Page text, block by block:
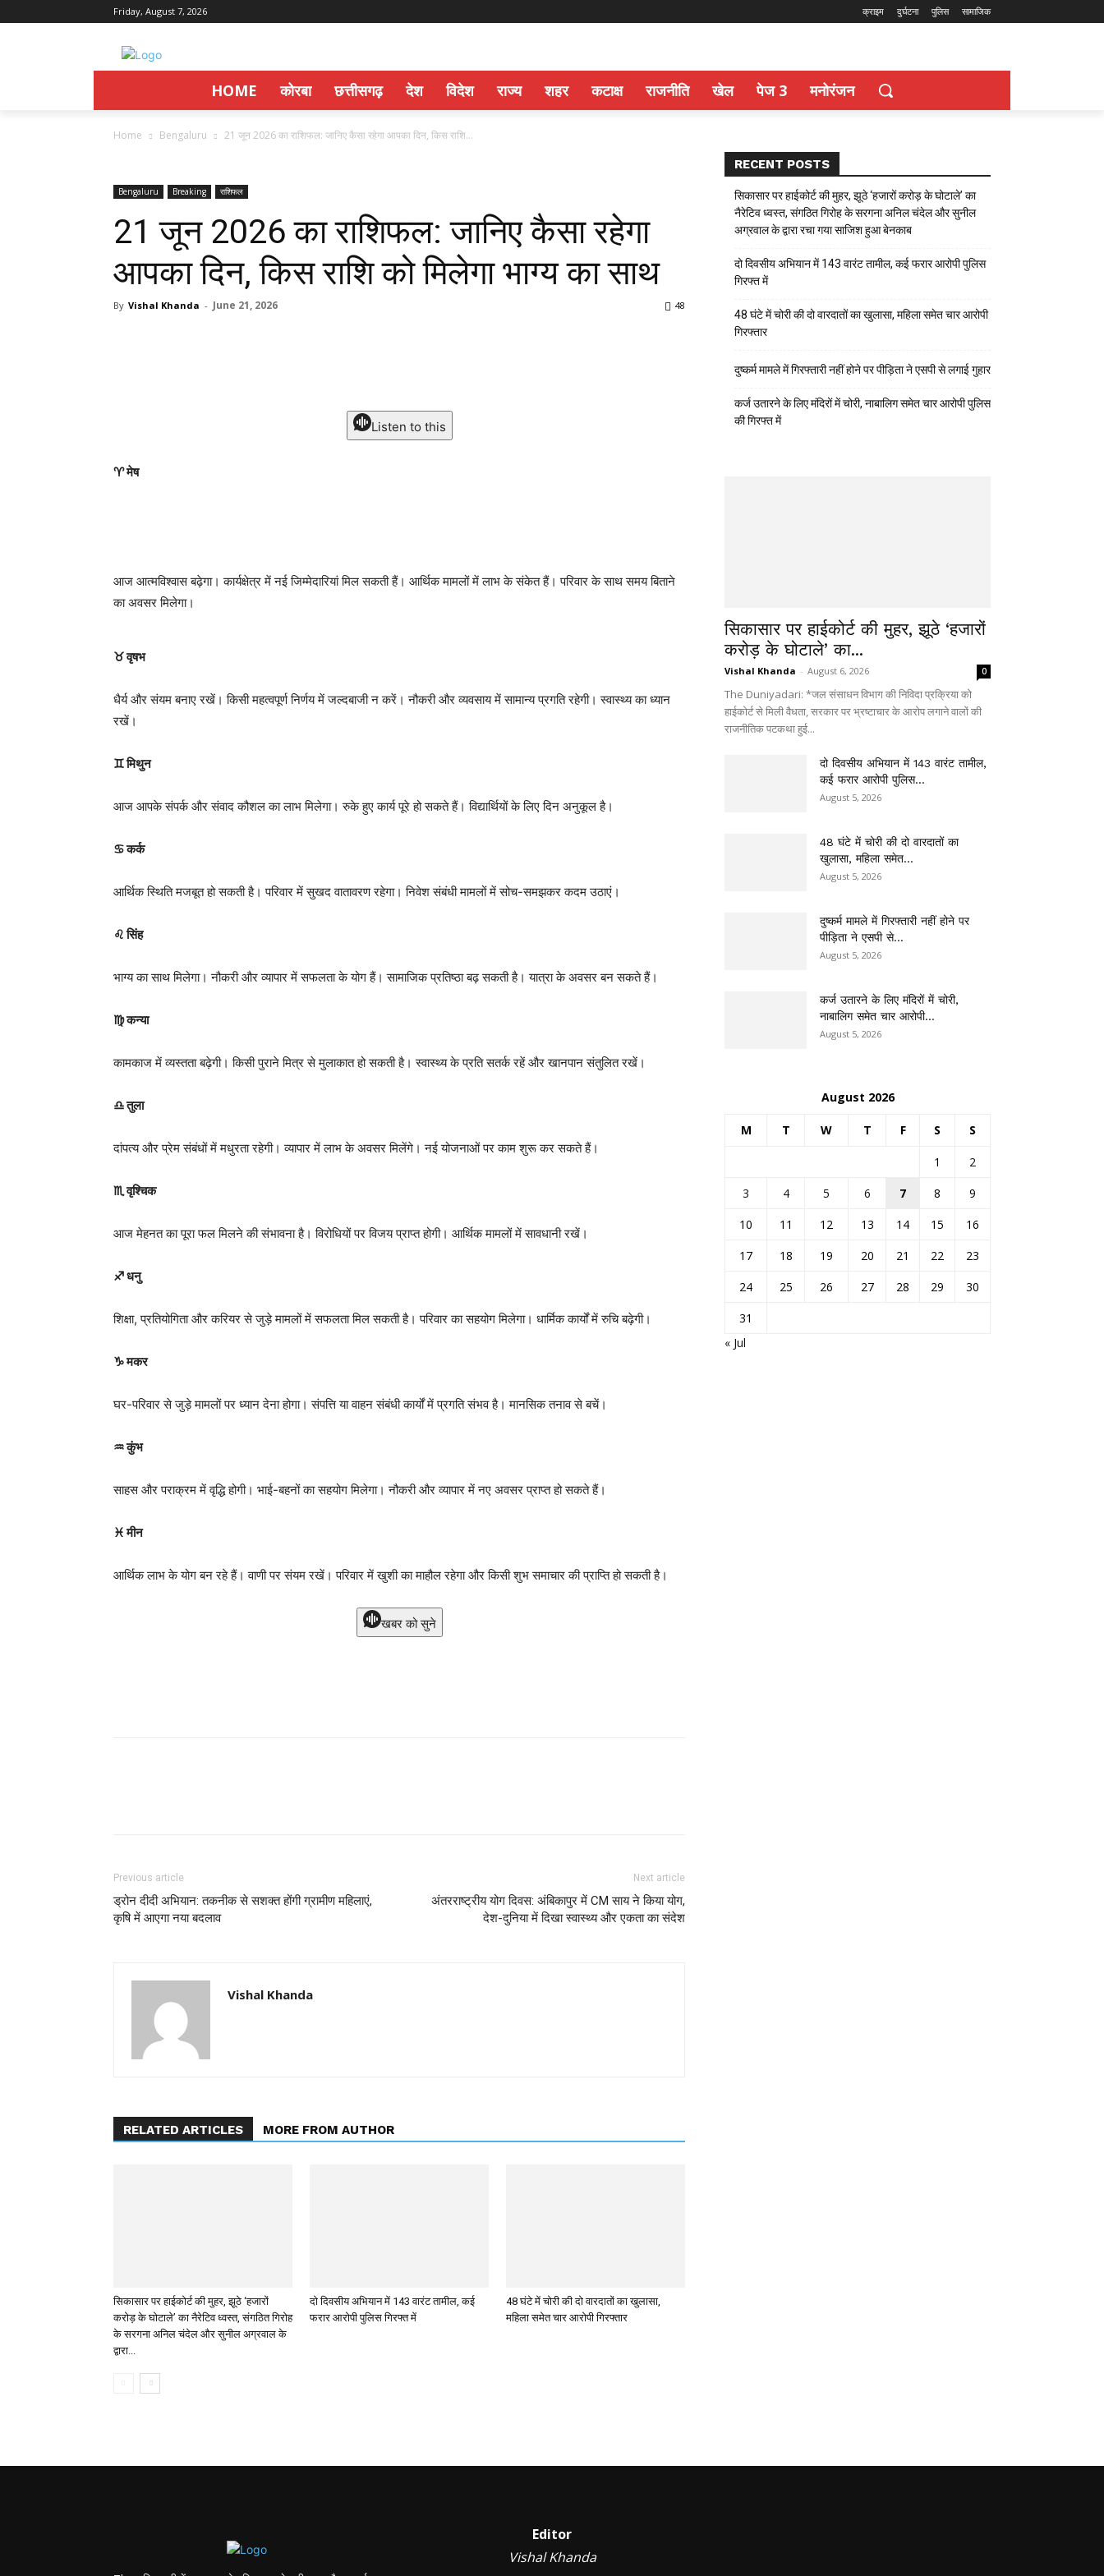
Friday, August 7, 2026 क्राइम दुर्घटना पुलिस सामाजिक
HOME कोरबा छत्तीसगढ़ देश विदेश राज्य शहर कटाक्ष राजनीति खेल पेज 3 मनोरंजन
Home Bengaluru 21 जून 2026 का राशिफल: जानिए कैसा रहेगा आपका दिन, किस राशि...
Bengaluru Breaking राशिफल
21 जून 2026 का राशिफल: जानिए कैसा रहेगा
आपका दिन, किस राशि को मिलेगा भाग्य का साथ
By Vishal Khanda - June 21, 2026 48
Listen to this
♈ मेष
आज आत्मविश्वास बढ़ेगा। कार्यक्षेत्र में नई जिम्मेदारियां मिल सकती हैं। आर्थिक मामलों में लाभ के संकेत हैं। परिवार के साथ समय बिताने
का अवसर मिलेगा।
♉ वृषभ
धैर्य और संयम बनाए रखें। किसी महत्वपूर्ण निर्णय में जल्दबाजी न करें। नौकरी और व्यवसाय में सामान्य प्रगति रहेगी। स्वास्थ्य का ध्यान
रखें।
♊ मिथुन
आज आपके संपर्क और संवाद कौशल का लाभ मिलेगा। रुके हुए कार्य पूरे हो सकते हैं। विद्यार्थियों के लिए दिन अनुकूल है।
♋ कर्क
आर्थिक स्थिति मजबूत हो सकती है। परिवार में सुखद वातावरण रहेगा। निवेश संबंधी मामलों में सोच-समझकर कदम उठाएं।
♌ सिंह
भाग्य का साथ मिलेगा। नौकरी और व्यापार में सफलता के योग हैं। सामाजिक प्रतिष्ठा बढ़ सकती है। यात्रा के अवसर बन सकते हैं।
♍ कन्या
कामकाज में व्यस्तता बढ़ेगी। किसी पुराने मित्र से मुलाकात हो सकती है। स्वास्थ्य के प्रति सतर्क रहें और खानपान संतुलित रखें।
♎ तुला
दांपत्य और प्रेम संबंधों में मधुरता रहेगी। व्यापार में लाभ के अवसर मिलेंगे। नई योजनाओं पर काम शुरू कर सकते हैं।
♏ वृश्चिक
आज मेहनत का पूरा फल मिलने की संभावना है। विरोधियों पर विजय प्राप्त होगी। आर्थिक मामलों में सावधानी रखें।
♐ धनु
शिक्षा, प्रतियोगिता और करियर से जुड़े मामलों में सफलता मिल सकती है। परिवार का सहयोग मिलेगा। धार्मिक कार्यों में रुचि बढ़ेगी।
♑ मकर
घर-परिवार से जुड़े मामलों पर ध्यान देना होगा। संपत्ति या वाहन संबंधी कार्यों में प्रगति संभव है। मानसिक तनाव से बचें।
♒ कुंभ
साहस और पराक्रम में वृद्धि होगी। भाई-बहनों का सहयोग मिलेगा। नौकरी और व्यापार में नए अवसर प्राप्त हो सकते हैं।
♓ मीन
आर्थिक लाभ के योग बन रहे हैं। वाणी पर संयम रखें। परिवार में खुशी का माहौल रहेगा और किसी शुभ समाचार की प्राप्ति हो सकती है।
खबर को सुने
Previous article
ड्रोन दीदी अभियान: तकनीक से सशक्त होंगी ग्रामीण महिलाएं,
कृषि में आएगा नया बदलाव
Next article
अंतरराष्ट्रीय योग दिवस: अंबिकापुर में CM साय ने किया योग,
देश-दुनिया में दिखा स्वास्थ्य और एकता का संदेश
Vishal Khanda
RELATED ARTICLES MORE FROM AUTHOR
सिकासार पर हाईकोर्ट की मुहर, झूठे ‘हजारों
करोड़ के घोटाले’ का नैरेटिव ध्वस्त, संगठित गिरोह
के सरगना अनिल चंदेल और सुनील अग्रवाल के
द्वारा...
दो दिवसीय अभियान में 143 वारंट तामील, कई
फरार आरोपी पुलिस गिरफ्त में
48 घंटे में चोरी की दो वारदातों का खुलासा,
महिला समेत चार आरोपी गिरफ्तार
RECENT POSTS
सिकासार पर हाईकोर्ट की मुहर, झूठे ‘हजारों करोड़ के घोटाले’ का
नैरेटिव ध्वस्त, संगठित गिरोह के सरगना अनिल चंदेल और सुनील
अग्रवाल के द्वारा रचा गया साजिश हुआ बेनकाब
दो दिवसीय अभियान में 143 वारंट तामील, कई फरार आरोपी पुलिस
गिरफ्त में
48 घंटे में चोरी की दो वारदातों का खुलासा, महिला समेत चार आरोपी
गिरफ्तार
दुष्कर्म मामले में गिरफ्तारी नहीं होने पर पीड़िता ने एसपी से लगाई गुहार
कर्ज उतारने के लिए मंदिरों में चोरी, नाबालिग समेत चार आरोपी पुलिस
की गिरफ्त में
सिकासार पर हाईकोर्ट की मुहर, झूठे ‘हजारों
करोड़ के घोटाले’ का...
Vishal Khanda - August 6, 2026 0
The Duniyadari: *जल संसाधन विभाग की निविदा प्रक्रिया को
हाईकोर्ट से मिली वैधता, सरकार पर भ्रष्टाचार के आरोप लगाने वालों की
राजनीतिक पटकथा हुई...
दो दिवसीय अभियान में 143 वारंट तामील,
कई फरार आरोपी पुलिस...
August 5, 2026
48 घंटे में चोरी की दो वारदातों का
खुलासा, महिला समेत...
August 5, 2026
दुष्कर्म मामले में गिरफ्तारी नहीं होने पर
पीड़िता ने एसपी से...
August 5, 2026
कर्ज उतारने के लिए मंदिरों में चोरी,
नाबालिग समेत चार आरोपी...
August 5, 2026
August 2026
M T W T F S S
1
2
3
4 5 6 7 8
9
10
11 12 13 14 15
16
17
18 19 20 21 22
23
24
25 26 27 28 29
30
31
« Jul
Editor
Vishal Khanda